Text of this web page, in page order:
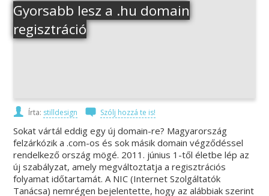
Gyorsabb lesz a .hu domain
regisztráció
Írta: stilldesign Szólj hozzá te is!
Sokat vártál eddig egy új domain-re? Magyarország
felzárkózik a .com-os és sok másik domain végződéssel
rendelkező ország mögé. 2011. június 1-től életbe lép az
új szabályzat, amely megváltoztatja a regisztrációs
folyamat időtartamát. A NIC (Internet Szolgáltatók
Tanácsa) nemrégen bejelentette, hogy az alábbiak szerint